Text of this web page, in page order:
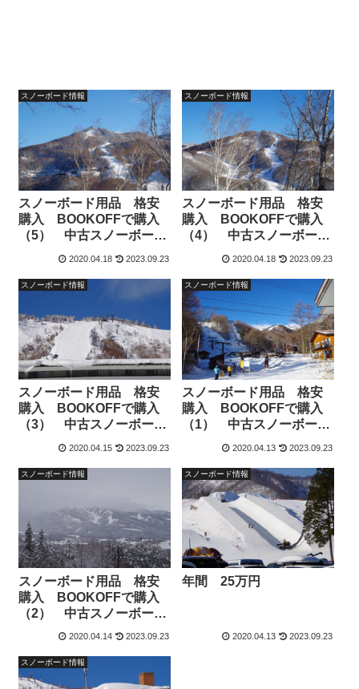
スノーボード情報
スノーボード用品 格安
購入 BOOKOFFで購入
（5） 中古スノーボード
メンテナンス用品
2020.04.18 2023.09.23
スノーボード情報
スノーボード用品 格安
購入 BOOKOFFで購入
（4） 中古スノーボード
ゴーグル
2020.04.18 2023.09.23
スノーボード情報
スノーボード用品 格安
購入 BOOKOFFで購入
（3） 中古スノーボード
2020.04.15 2023.09.23
スノーボード情報
スノーボード用品 格安
購入 BOOKOFFで購入
（1） 中古スノーボード
2020.04.13 2023.09.23
スノーボード情報
スノーボード用品 格安
購入 BOOKOFFで購入
（2） 中古スノーボード
ウエア
2020.04.14 2023.09.23
スノーボード情報
年間 25万円
2020.04.13 2023.09.23
スノーボード情報